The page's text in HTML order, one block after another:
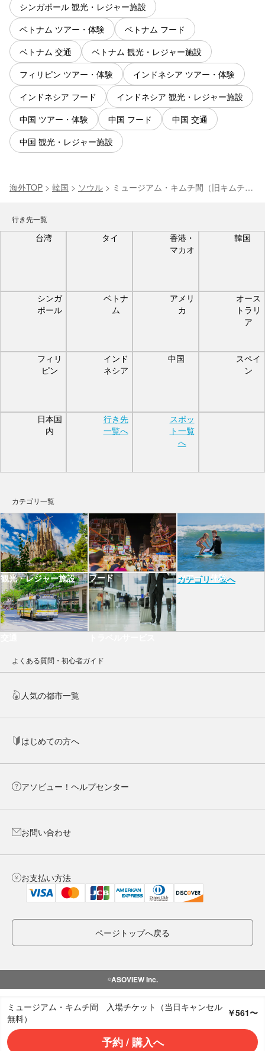
ミュージアム・キムチ間 入場チケット（当日キャンセル
無料）
￥561〜
予約 / 購入へ
シンガポール 観光・レジャー施設
ベトナム ツアー・体験
ベトナム フード
ベトナム 交通
ベトナム 観光・レジャー施設
フィリピン ツアー・体験
インドネシア ツアー・体験
インドネシア フード
インドネシア 観光・レジャー施設
中国 ツアー・体験
中国 フード
中国 交通
中国 観光・レジャー施設
海外TOP > 韓国 > ソウル > ミュージアム・キムチ間（旧キムチ博
行き先一覧
台湾 タイ
香港・
マカオ
韓国
シンガ
ポール
ベトナ
ム
アメリ
カ
オース
トラリ
ア
フィリ
ピン
インド
ネシア
中国
スペイ
ン
日本国
内
行き先
一覧へ
スポッ
ト一覧
へ
カテゴリ一覧
観光・レジャー施設 フード ツアー・体験
カテゴリ一覧へ
よくある質問・初心者ガイド
人気の都市一覧
はじめての方へ
アソビュー！ヘルプセンター
お問い合わせ
お支払い方法
ページトップへ戻る
©️ASOVIEW Inc.